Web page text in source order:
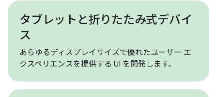
タブレットと折りたたみ式デバイ
ス
あらゆるディスプレイサイズで優れたユーザー エ
クスペリエンスを提供する UI を開発します。